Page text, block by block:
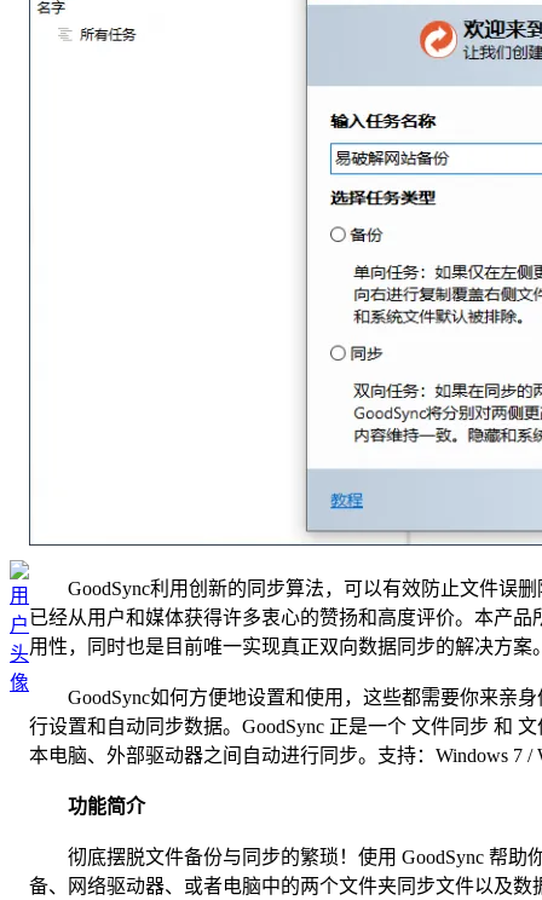
GoodSync利用创新的同步算法，可以有效防止文件误删
已经从用户和媒体获得许多衷心的赞扬和高度评价。本产
用性，同时也是目前唯一实现真正双向数据同步的解决方案
GoodSync如何方便地设置和使用，这些都需要你来亲身
行设置和自动同步数据。GoodSync 正是一个 文件同步 和
本电脑、外部驱动器之间自动进行同步。支持：Windows 7 /
功能简介
彻底摆脱文件备份与同步的繁琐！使用 GoodSync 帮助
备、网络驱动器、或者电脑中的两个文件夹同步文件以及